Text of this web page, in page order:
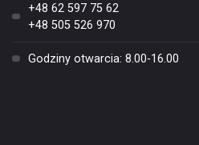
+48 62 597 75 62
+48 505 526 970
Godziny otwarcia: 8.00-16.00